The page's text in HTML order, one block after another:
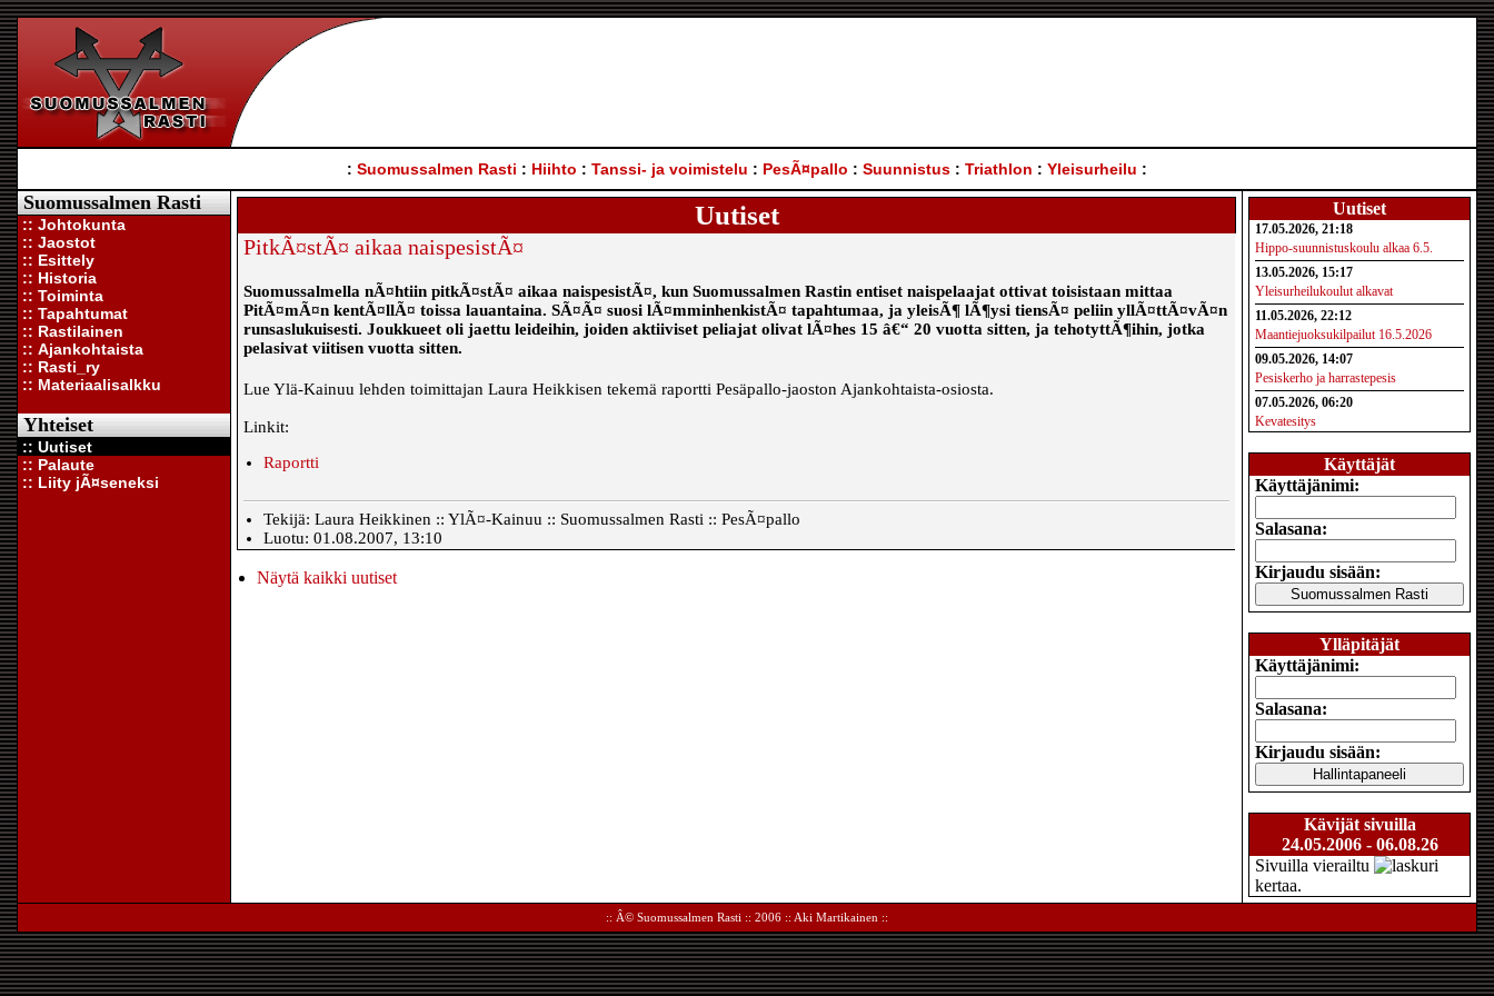
: Suomussalmen Rasti : Hiihto : Tanssi- ja voimistelu : PesÃ¤pallo : Suunnistus : Triathlon : Yleisurheilu :
Suomussalmen Rasti
:: Johtokunta
:: Jaostot
:: Esittely
:: Historia
:: Toiminta
:: Tapahtumat
:: Rastilainen
:: Ajankohtaista
:: Rasti_ry
:: Materiaalisalkku
Yhteiset
:: Uutiset
:: Palaute
:: Liity jÃ¤seneksi
Uutiset
PitkÃ¤stÃ¤ aikaa naispesistÃ¤
Suomussalmella nÃ¤htiin pitkÃ¤stÃ¤ aikaa naispesistÃ¤, kun Suomussalmen Rastin entiset naispelaajat ottivat toisistaan mittaa
PitÃ¤mÃ¤n kentÃ¤llÃ¤ toissa lauantaina. SÃ¤Ã¤ suosi lÃ¤mminhenkistÃ¤ tapahtumaa, ja yleisÃ¶ lÃ¶ysi tiensÃ¤ peliin yllÃ¤ttÃ¤vÃ¤n
runsaslukuisesti. Joukkueet oli jaettu leideihin, joiden aktiiviset peliajat olivat lÃ¤hes 15 â€“ 20 vuotta sitten, ja tehotyttÃ¶ihin, jotka
pelasivat viitisen vuotta sitten.
Lue Ylä-Kainuu lehden toimittajan Laura Heikkisen tekemä raportti Pesäpallo-jaoston Ajankohtaista-osiosta.
Linkit:
Raportti
Tekijä: Laura Heikkinen :: YlÃ¤-Kainuu :: Suomussalmen Rasti :: PesÃ¤pallo
Luotu: 01.08.2007, 13:10
Näytä kaikki uutiset
Uutiset
17.05.2026, 21:18
Hippo-suunnistuskoulu alkaa 6.5.
13.05.2026, 15:17
Yleisurheilukoulut alkavat
11.05.2026, 22:12
Maantiejuoksukilpailut 16.5.2026
09.05.2026, 14:07
Pesiskerho ja harrastepesis
07.05.2026, 06:20
Kevatesitys
Käyttäjät
Käyttäjänimi:
Salasana:
Kirjaudu sisään:
Ylläpitäjät
Käyttäjänimi:
Salasana:
Kirjaudu sisään:
Kävijät sivuilla
24.05.2006 - 06.08.26
Sivuilla vierailtu
kertaa.
:: Â© Suomussalmen Rasti :: 2006 :: Aki Martikainen ::